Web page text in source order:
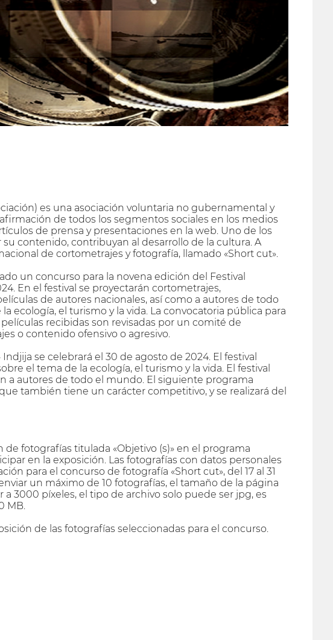
es una asociación voluntaria no gubernamental y
de todos los segmentos sociales en los medios
de prensa y presentaciones en la web. Uno de los
contenido, contribuyan al desarrollo de la cultura. A
de cortometrajes y fotografía, llamado «Short cut».
un concurso para la novena edición del Festival
En el festival se proyectarán cortometrajes,
de autores nacionales, así como a autores de todo
ecología, el turismo y la vida. La convocatoria pública para
recibidas son revisadas por un comité de
o contenido ofensivo o agresivo.
se celebrará el 30 de agosto de 2024. El festival
el tema de la ecología, el turismo y la vida. El festival
a autores de todo el mundo. El siguiente programa
también tiene un carácter competitivo, y se realizará del
fotografías titulada «Objetivo (s)» en el programa
en la exposición. Las fotografías con datos personales
para el concurso de fotografía «Short cut», del 17 al 31
un máximo de 10 fotografías, el tamaño de la página
3000 píxeles, el tipo de archivo solo puede ser jpg, es
MB.
de las fotografías seleccionadas para el concurso.